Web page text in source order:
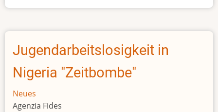
Afrikas
Größe
Jugendarbeitslosigkeit in
Nigeria "Zeitbombe"
Neues
Agenzia Fides